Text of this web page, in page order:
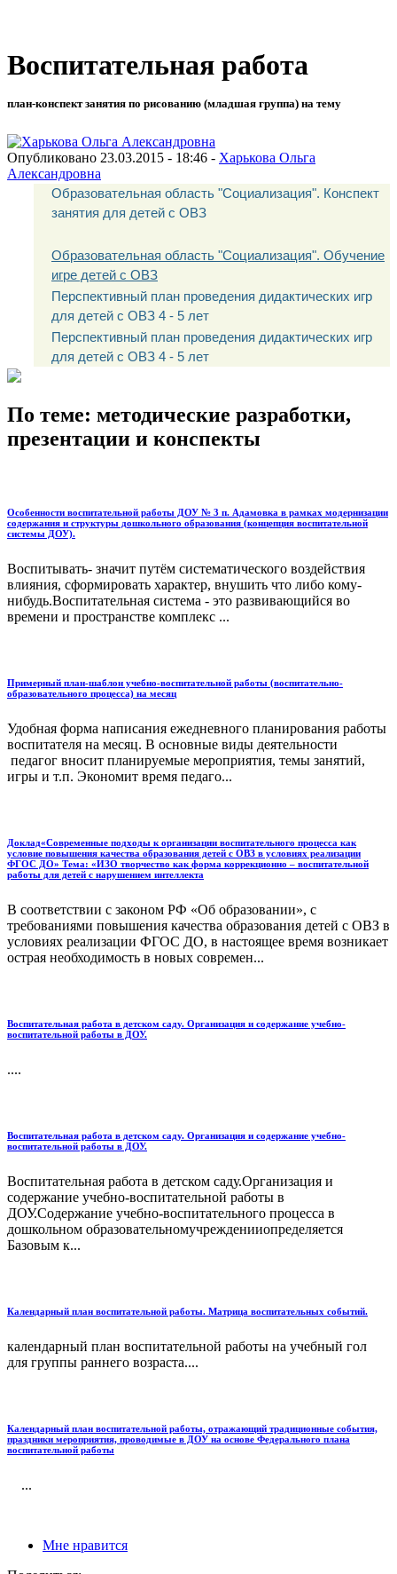
Воспитательная работа
план-конспект занятия по рисованию (младшая группа) на тему
Опубликовано 23.03.2015 - 18:46 - Харькова Ольга
Александровна
Образовательная область "Социализация". Конспект
занятия для детей с ОВЗ
Образовательная область "Социализация". Обучение
игре детей с ОВЗ
Перспективный план проведения дидактических игр
для детей с ОВЗ 4 - 5 лет
Перспективный план проведения дидактических игр
для детей с ОВЗ 4 - 5 лет
По теме: методические разработки,
презентации и конспекты
Особенности воспитательной работы ДОУ № 3 п. Адамовка в рамках модернизации
содержания и структуры дошкольного образования (концепция воспитательной
системы ДОУ).
Воспитывать- значит путём систематического воздействия
влияния, сформировать характер, внушить что либо кому-
нибудь.Воспитательная система - это развивающийся во
времени и пространстве комплекс ...
Примерный план-шаблон учебно-воспитательной работы (воспитательно-
образовательного процесса) на месяц
Удобная форма написания ежедневного планирования работы
воспитателя на месяц. В основные виды деятельности
педагог вносит планируемые мероприятия, темы занятий,
игры и т.п. Экономит время педаго...
Доклад«Современные подходы к организации воспитательного процесса как
условие повышения качества образования детей с ОВЗ в условиях реализации
ФГОС ДО» Тема: «ИЗО творчество как форма коррекционно – воспитательной
работы для детей с нарушением интеллекта
В соответствии с законом РФ «Об образовании», с
требованиями повышения качества образования детей с ОВЗ в
условиях реализации ФГОС ДО, в настоящее время возникает
острая необходимость в новых современ...
Воспитательная работа в детском саду. Организация и содержание учебно-
воспитательной работы в ДОУ.
....
Воспитательная работа в детском саду. Организация и содержание учебно-
воспитательной работы в ДОУ.
Воспитательная работа в детском саду.Организация и
содержание учебно-воспитательной работы в
ДОУ.Содержание учебно-воспитательного процесса в
дошкольном образовательномучрежденииопределяется
Базовым к...
Календарный план воспитательной работы. Матрица воспитательных событий.
календарный план воспитательной работы на учебный гол
для группы раннего возраста....
Календарный план воспитательной работы, отражающий традиционные события,
праздники мероприятия, проводимые в ДОУ на основе Федерального плана
воспитательной работы
...
Мне нравится